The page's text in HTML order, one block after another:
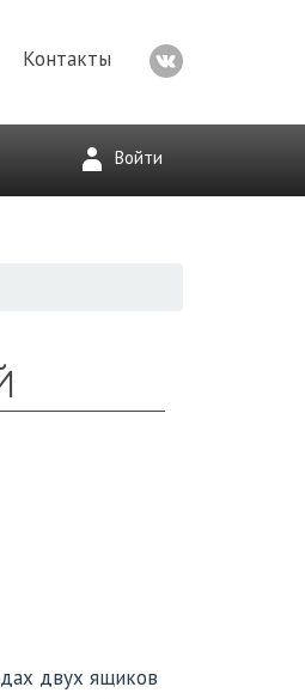
Контакты
Войти
двух ящиков